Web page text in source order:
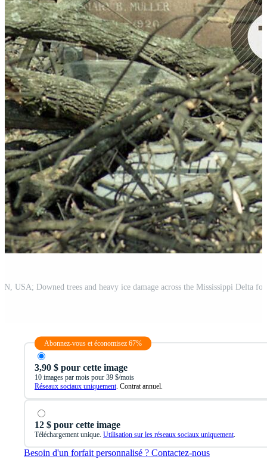
Abonnez-vous et économisez 67%
3,90 $ pour cette image
10 images par mois pour 39 $/mois
Réseaux sociaux uniquement. Contrat annuel.
12 $ pour cette image
Téléchargement unique. Utilisation sur les réseaux sociaux uniquement.
Besoin d'un forfait personnalisé ? Contactez-nous